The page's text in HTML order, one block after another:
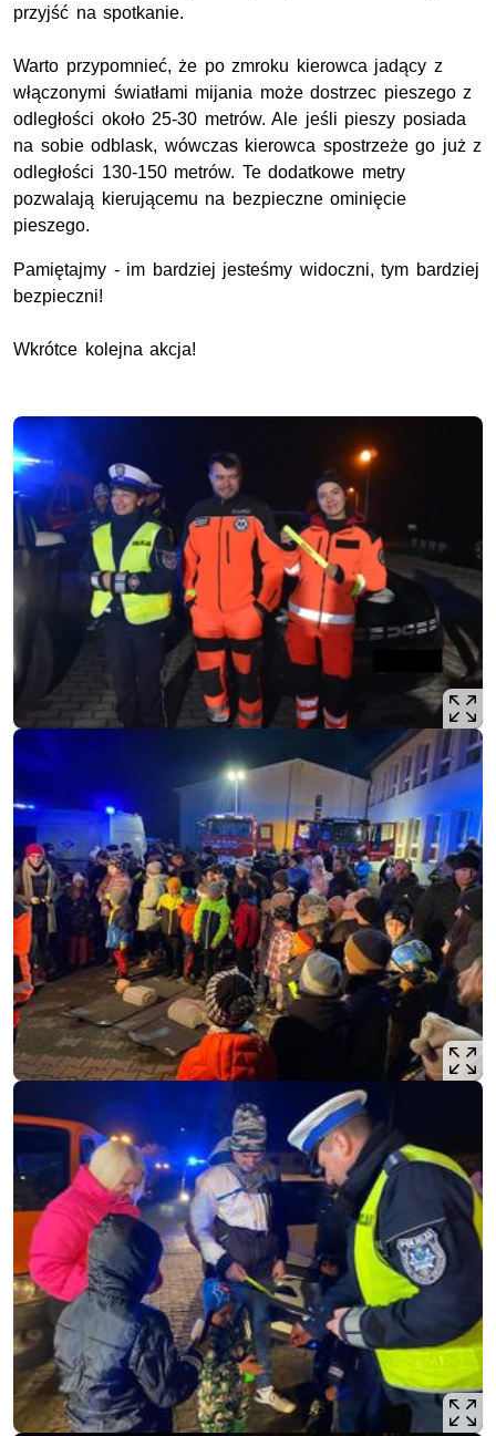
przyjść na spotkanie.
Warto przypomnieć, że po zmroku kierowca jadący z
włączonymi światłami mijania może dostrzec pieszego z
odległości około 25-30 metrów. Ale jeśli pieszy posiada
na sobie odblask, wówczas kierowca spostrzeże go już z
odległości 130-150 metrów. Te dodatkowe metry
pozwalają kierującemu na bezpieczne ominięcie
pieszego.
Pamiętajmy - im bardziej jesteśmy widoczni, tym bardziej
bezpieczni!
Wkrótce kolejna akcja!